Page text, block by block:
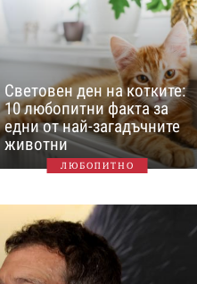
Световен ден на котките:
10 любопитни факта за
едни от най-загадъчните
животни
ЛЮБОПИТНО